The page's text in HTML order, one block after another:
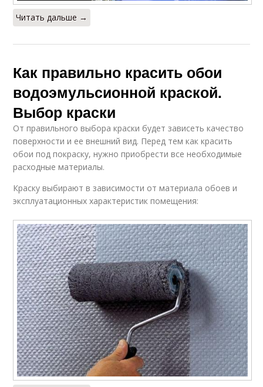
Читать дальше →
Как правильно красить обои
водоэмульсионной краской.
Выбор краски
От правильного выбора краски будет зависеть качество
поверхности и ее внешний вид. Перед тем как красить
обои под покраску, нужно приобрести все необходимые
расходные материалы.
Краску выбирают в зависимости от материала обоев и
эксплуатационных характеристик помещения: